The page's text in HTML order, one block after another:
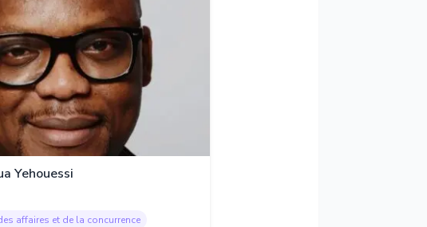
Yehouessi
affaires et de la concurrence